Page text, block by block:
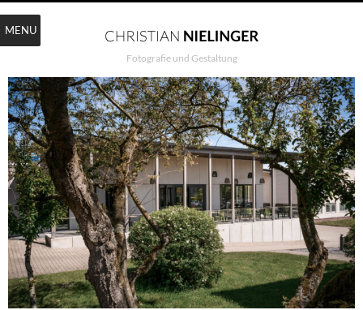
Fotografie und Gestaltung
MENU